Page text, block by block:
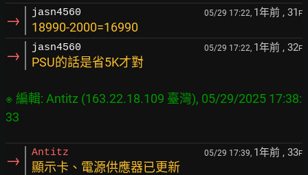
→ jasn4560 05/29 17:22, 1年前 , 31 F
18990-2000=16990
→ jasn4560 05/29 17:22, 1年前 , 32F
PSU的話是省5K才對
※ 編輯: Antitz (163.22.18.109 臺灣), 05/29/2025 17:38:
33
→ Antitz 05/29 17:39, 1年前 , 33F
顯示卡、電源供應器已更新